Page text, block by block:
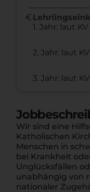
euro
1. Jahr: laut KV
2. Jahr: laut KV
3. Jahr: laut KV
Wir sind eine
Katholischen
Menschen in
bei Krankheit
Unglücksfällen
unabhängig von
nationaler